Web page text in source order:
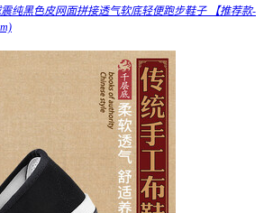
纯黑色皮网面拼接透气软底轻便跑步鞋子 【推荐款-